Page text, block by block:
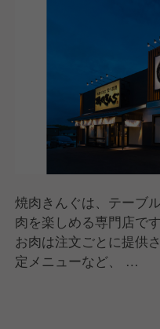
焼肉きんぐは、テーブ
肉を楽しめる専門店です
お肉は注文ごとに提供
定メニューなど、
スタッフが焼き方をサ